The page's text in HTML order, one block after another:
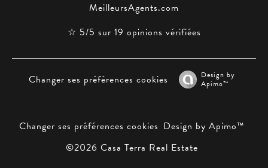
MeilleursAgents.com
☆ 5/5 sur 19 opinions vérifiées
Changer ses préférences cookies
Design by
Apimo™
Changer ses préférences cookies Design by Apimo™
©2026 Casa Terra Real Estate